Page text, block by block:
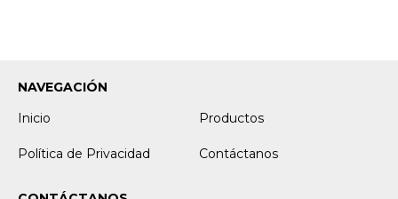
NAVEGACIÓN
Inicio
Productos
Política de Privacidad Contáctanos